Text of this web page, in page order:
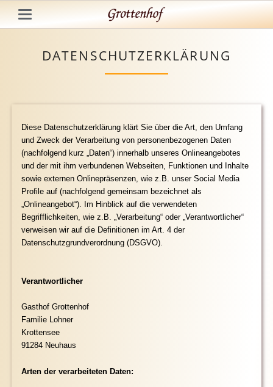
DATENSCHUTZERKLÄRUNG
Diese Datenschutzerklärung klärt Sie über die Art, den Umfang
und Zweck der Verarbeitung von personenbezogenen Daten
(nachfolgend kurz „Daten“) innerhalb unseres Onlineangebotes
und der mit ihm verbundenen Webseiten, Funktionen und Inhalte
sowie externen Onlinepräsenzen, wie z.B. unser Social Media
Profile auf (nachfolgend gemeinsam bezeichnet als
„Onlineangebot“). Im Hinblick auf die verwendeten
Begrifflichkeiten, wie z.B. „Verarbeitung“ oder „Verantwortlicher“
verweisen wir auf die Definitionen im Art. 4 der
Datenschutzgrundverordnung (DSGVO).
Verantwortlicher
Gasthof Grottenhof
Familie Lohner
Krottensee
91284 Neuhaus
Arten der verarbeiteten Daten: